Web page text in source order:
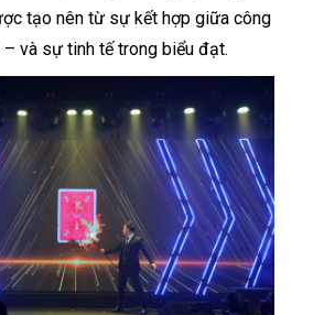
tạo nên từ sự kết hợp giữa công
và sự tinh tế trong biểu đạt.